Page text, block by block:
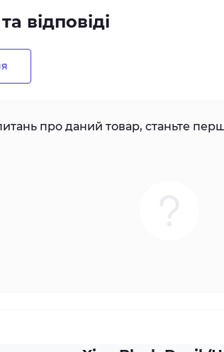
відповіді
про даний товар, станьте